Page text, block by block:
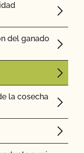
cuesta más
de
del ganado
la cosecha